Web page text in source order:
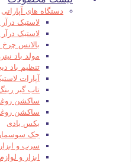
دستگاه های آپاراتی
لاستیک
لاستیک
بالانس
مولد باد
تنظیم باد
آپارات
تاب گیر
ساکشن
ساکشن
بکس بادی
جک
سرب و
ابزار و